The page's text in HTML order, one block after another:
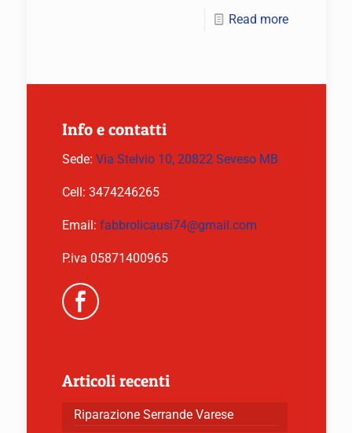
Read more
Info e contatti
Sede: Via Stelvio 10, 20822 Seveso MB
Cell: 3474246265
Email: fabbrolicausi74@gmail.com
P.iva 05871400965
Articoli recenti
Riparazione Serrande Varese